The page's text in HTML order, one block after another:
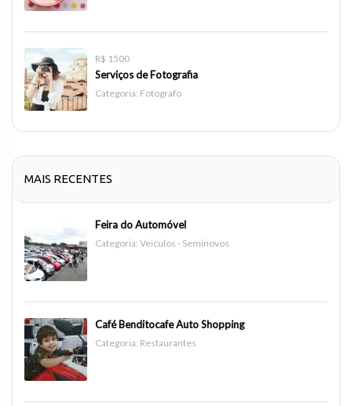
R$ 1500
Serviços de Fotografia
Categoria: Fotografo
MAIS RECENTES
Feira do Automóvel
Categoria: Veiculos - Seminovos
Café Benditocafe Auto Shopping
Categoria: Restaurantes